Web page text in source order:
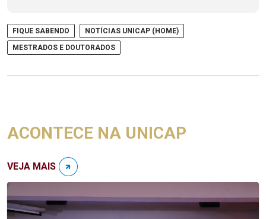
FIQUE SABENDO
NOTÍCIAS UNICAP (HOME)
MESTRADOS E DOUTORADOS
ACONTECE NA UNICAP
VEJA MAIS